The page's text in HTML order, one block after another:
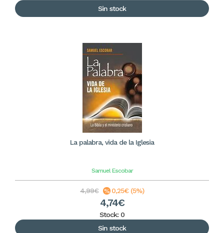
Sin stock
La palabra, vida de la Iglesia
Samuel Escobar
4,99€ 0,25€ (5%)
4,74€
Stock: 0
Sin stock